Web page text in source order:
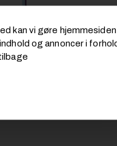
kan vi gøre
og annoncer i